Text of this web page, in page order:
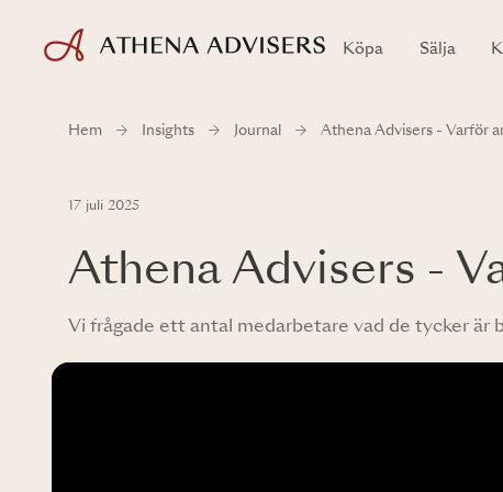
Köpa Sälja
Hem Insights Journal Athena Advisers - Varför
17 juli 2025
Athena Advisers -
Vi frågade ett antal medarbetare vad de tycker är